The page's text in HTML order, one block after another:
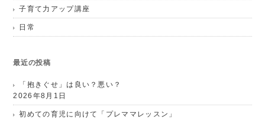
子育て力アップ講座
日常
最近の投稿
「抱きぐせ」は良い？悪い？
2026年8月1日
初めての育児に向けて「プレママレッスン」